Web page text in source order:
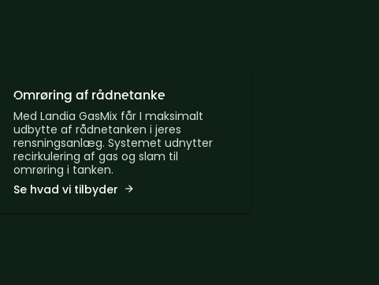
Omrøring af rådnetanke
Med Landia GasMix får I maksimalt
udbytte af rådnetanken i jeres
rensningsanlæg. Systemet udnytter
recirkulering af gas og slam til
omrøring i tanken.
Se hvad vi tilbyder